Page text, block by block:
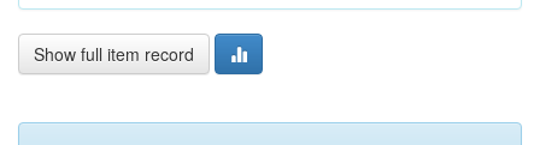
Show full item record